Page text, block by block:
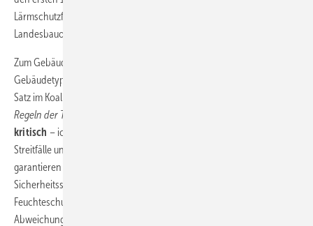
Lärmschutzfestsetzungen und eine Novellierung der
Landesbauordnung enthalten sein.
Zum Gebäudetyp E: Die gesetzliche Absicherung des vereinfachten
Gebäudetyps zielt auf eine realistische Senkung der Baukosten. Der
Satz im Koalitionsvertrag „
Regeln der Technik stellt künftig keinen Mangel mehr dar
kritisch – ich kann mir vorstellen, dass sich daraus durchaus viele
Streitfälle und Regressansprüche ergeben werden. Zudem
garantieren die anerkannten Regeln der Technik
Sicherheitsstandards, etwa bei Statik, Brandschutz, Schallschutz oder
Feuchteschutz. Ohne diese Orientierung kann es zu qualitativen
Abweichungen kommen, die langfristige Risiken für die